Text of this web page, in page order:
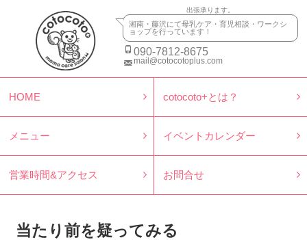
出張承ります。
湘南・藤沢にて母乳ケア・育児相談・ワークシ
ョップを行っています！
090-7812-8675
mail@cotocotoplus.com
HOME cotocoto+とは？
メニュー イベントカレンダー
営業時間&アクセス お問合せ
当たり前を疑ってみる